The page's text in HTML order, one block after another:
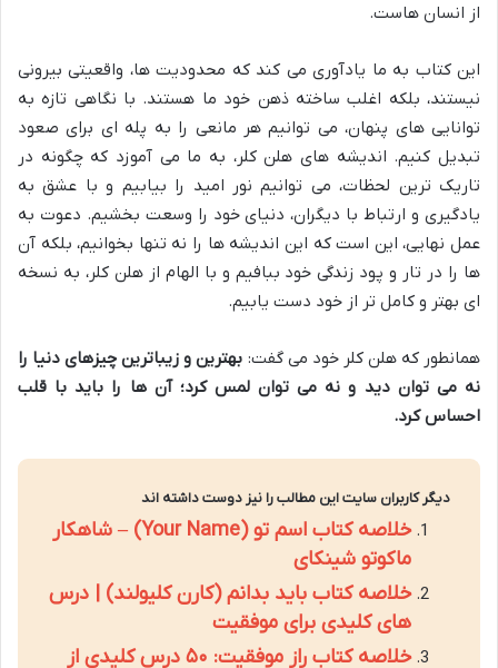
از انسان هاست.
این کتاب به ما یادآوری می کند که محدودیت ها، واقعیتی بیرونی
نیستند، بلکه اغلب ساخته ذهن خود ما هستند. با نگاهی تازه به
توانایی های پنهان، می توانیم هر مانعی را به پله ای برای صعود
تبدیل کنیم. اندیشه های هلن کلر، به ما می آموزد که چگونه در
تاریک ترین لحظات، می توانیم نور امید را بیابیم و با عشق به
یادگیری و ارتباط با دیگران، دنیای خود را وسعت بخشیم. دعوت به
عمل نهایی، این است که این اندیشه ها را نه تنها بخوانیم، بلکه آن
ها را در تار و پود زندگی خود ببافیم و با الهام از هلن کلر، به نسخه
ای بهتر و کامل تر از خود دست یابیم.
همانطور که هلن کلر خود می گفت: بهترین و زیباترین چیزهای دنیا را
نه می توان دید و نه می توان لمس کرد؛ آن ها را باید با قلب
احساس کرد.
دیگر کاربران سایت این مطالب را نیز دوست داشته اند
خلاصه کتاب اسم تو (Your Name) – شاهکار
ماکوتو شینکای
خلاصه کتاب باید بدانم (کارن کلیولند) | درس
های کلیدی برای موفقیت
خلاصه کتاب راز موفقیت: ۵۰ درس کلیدی از